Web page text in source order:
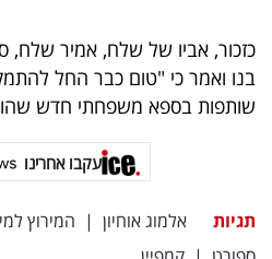
כזכור, אביו של שלח, אמיר
בנו ואמר כי "טום כבר החל
שותפות בספא משפחתי חדש
עקבו אחרינו
תגיות אלמוג אוחיון | המירוץ